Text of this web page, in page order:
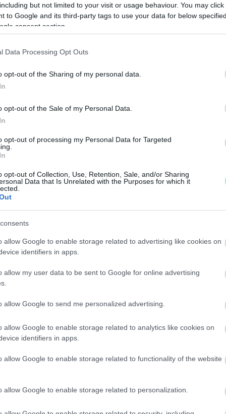
but not limited to your visit or usage behaviour. You may
to Google and its third-party tags to use your data for below
consent section.
Data Processing Opt Outs
opt-out of the Sharing of my personal data.
opt-out of the Sale of my Personal Data.
opt-out of processing my Personal Data for Targeted
opt-out of Collection, Use, Retention, Sale, and/or Sharing
Data that Is Unrelated with the Purposes for which it
allow Google to enable storage related to advertising like cookies on
identifiers in apps.
allow my user data to be sent to Google for online advertising
allow Google to send me personalized advertising.
allow Google to enable storage related to analytics like cookies on
identifiers in apps.
allow Google to enable storage related to functionality of the website
allow Google to enable storage related to personalization.
tető az Ön tízen éves
és mivel ez fődarab, a tulajdonosnak
Borkai polgármesterségére vonatkozó kritika
a személyeskedésre, amelynek során
az Ön esetében, amikor »hajókázott és a
zene, ruházat és italválaszték
Világosan értjük az Ön minőségre való
a 7 éven aluliak és a 65 éven felüliek számára
a húsvéti sonkáig jut az ismeretlen
lakosságnak pedig ingyen lányokat vagy
természetbeni juttatás és még adózni is kell
sem voltak ingyen a dolgok,
is ki kell fizetni valakinek, és több mint
ennek isszuk a levét. Például, amikor
sonkát, akkor az nekik ingyen volt, de a
inkább fejleszteni kéne az